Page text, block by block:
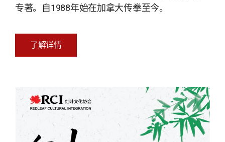
专著。自1988年始在加拿大传拳至今。
了解详情